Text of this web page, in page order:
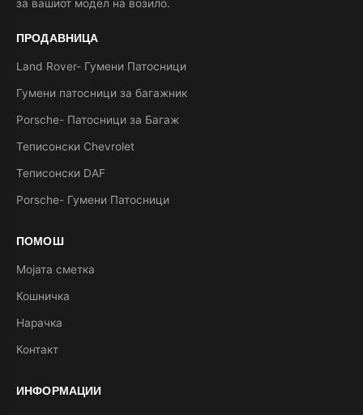
за вашиот модел на возило.
ПРОДАВНИЦА
Land Rover- Гумени Патосници
Гумени патосници за багажник
Porsche- Патосници за Багаж
Теписонски Chevrolet
Теписонски DAF
Porsche- Гумени Патосници
ПОМОШ
Мојата сметка
Кошничка
Нарачка
Контакт
ИНФОРМАЦИИ